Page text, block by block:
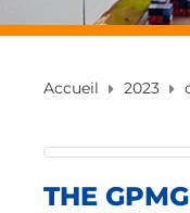
Accueil 2023
THE